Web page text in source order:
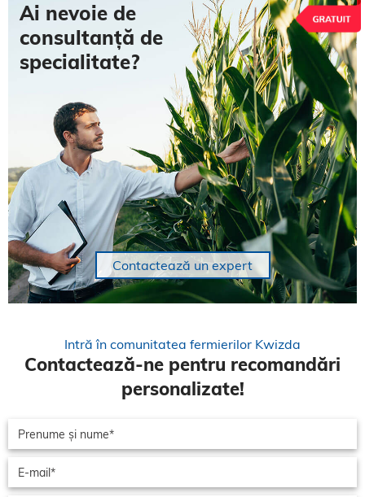
Ai nevoie de
consultanță de
specialitate?
Contactează un expert
Intră în comunitatea fermierilor Kwizda
Contactează-ne pentru recomandări
personalizate!